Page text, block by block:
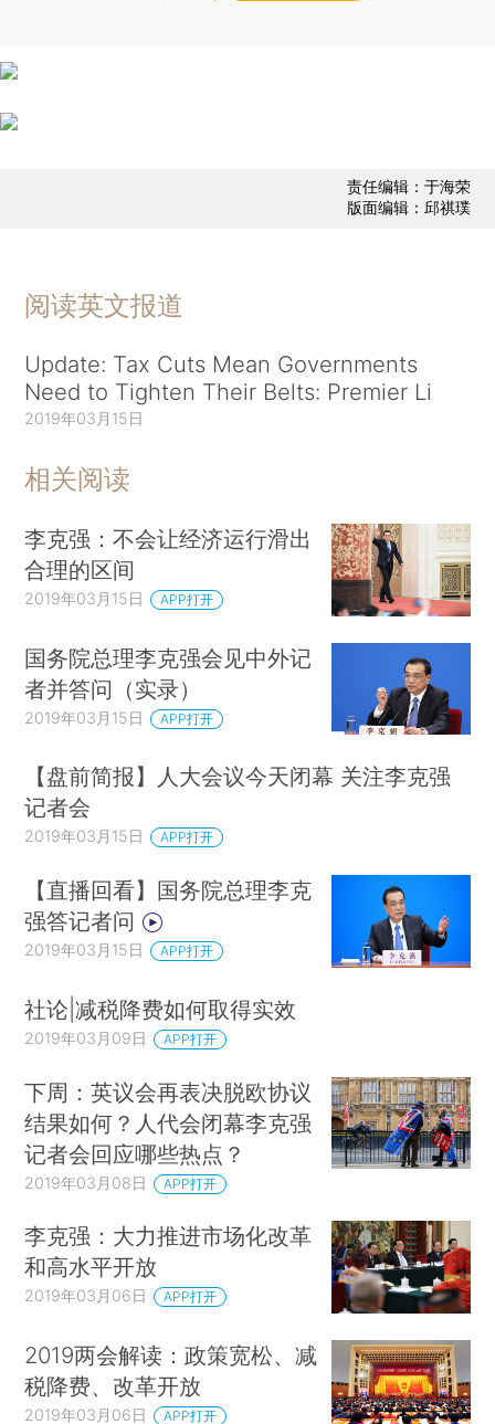
责任编辑：于海荣
版面编辑：邱祺璞
阅读英文报道
Update: Tax Cuts Mean Governments
Need to Tighten Their Belts: Premier Li
2019年03月15日
相关阅读
李克强：不会让经济运行滑出
合理的区间
2019年03月15日 APP打开
国务院总理李克强会见中外记
者并答问（实录）
2019年03月15日 APP打开
【盘前简报】人大会议今天闭幕 关注李克强
记者会
2019年03月15日 APP打开
【直播回看】国务院总理李克
强答记者问
2019年03月15日 APP打开
社论|减税降费如何取得实效
2019年03月09日 APP打开
下周：英议会再表决脱欧协议
结果如何？人代会闭幕李克强
记者会回应哪些热点？
2019年03月08日 APP打开
李克强：大力推进市场化改革
和高水平开放
2019年03月06日 APP打开
2019两会解读：政策宽松、减
税降费、改革开放
2019年03月06日 APP打开